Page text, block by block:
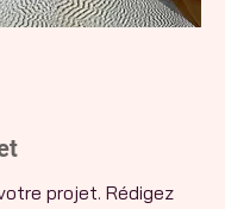
projet. Rédigez